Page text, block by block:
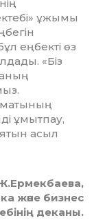
ұжымы
еңбекті өз
«Біз
ұмыт­пау,
асыл
және бизнес
деканы.